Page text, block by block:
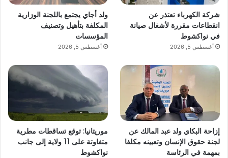
شركة الكهرباء تعتذر عن
انقطاعات مقررة لأشغال صيانة
في نواكشوط
أغسطس 5, 2026
ولد أجاي يجتمع باللجنة الوزارية
المكلفة بتأهيل وتصنيف
المؤسسات
أغسطس 5, 2026
إزاحة البكاي ولد عبد المالك عن
لجنة حقوق الإنسان وتعيينه مكلفا
بمهمة في الرئاسة
موريتانيا: توقع تساقطات مطرية
متفاوتة على 11 ولاية إلى جانب
نواكشوط